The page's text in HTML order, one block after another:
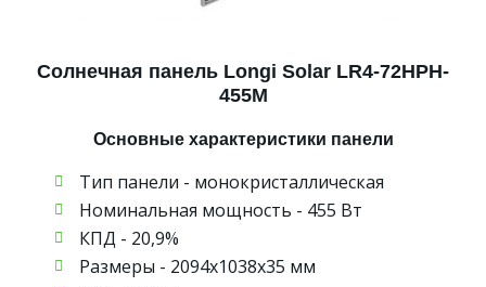
Солнечная панель Longi Solar LR4-72HPH-
455M
Основные характеристики панели
Тип панели - монокристаллическая
Номинальная мощность - 455 Вт
КПД - 20,9%
Размеры - 2094х1038х35 мм